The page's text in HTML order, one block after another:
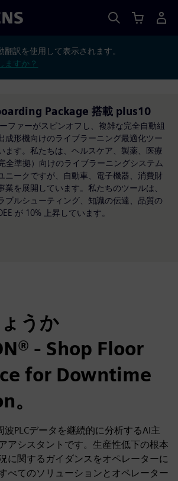
翻訳を使用して表示されます。
ますか？
Package 搭載 plus10
ファーがスピンオフし、複雑な完全自動組
成形機向けのライブラーニング最適化ツー
ます。私たちは、ヘルスケア、製薬、医療
全準拠）向けのライブラーニングシステム
ニークですが、自動車、電子機器、消費財
業を展開しています。私たちのツールは、
ブルシューティング、知識の伝達、品質の
が 10% 上昇しています。
うか
- Shop Floor
for Downtime
。
波PLCデータを継続的に分析するAI主
アシスタントです。生産性低下の根本
に関するガイダンスをオペレーターに
べてのソリューションとオペレーター